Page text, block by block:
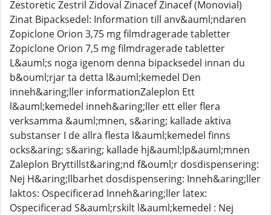
Zestoretic Zestril Zidoval Zinacef Zinacef (Monovial)
Zinat Bipacksedel: Information till anv&auml;ndaren
Zopiclone Orion 3,75 mg filmdragerade tabletter
Zopiclone Orion 7,5 mg filmdragerade tabletter
L&auml;s noga igenom denna bipacksedel innan du
b&ouml;rjar ta detta l&auml;kemedel Den
inneh&aring;ller informationZaleplon Ett
l&auml;kemedel inneh&aring;ller ett eller flera
verksamma &auml;mnen, s&aring; kallade aktiva
substanser I de allra flesta l&auml;kemedel finns
ocks&aring; s&aring; kallade hj&auml;lp&auml;mnen
Zaleplon Bryttillst&aring;nd f&ouml;r dosdispensering:
Nej H&aring;llbarhet dosdispensering: Inneh&aring;ller
laktos: Ospecificerad Inneh&aring;ller latex:
Ospecificerad S&auml;rskilt l&auml;kemedel : Nej